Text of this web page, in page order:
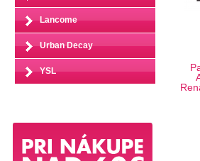
Lancome
Urban Decay
YSL